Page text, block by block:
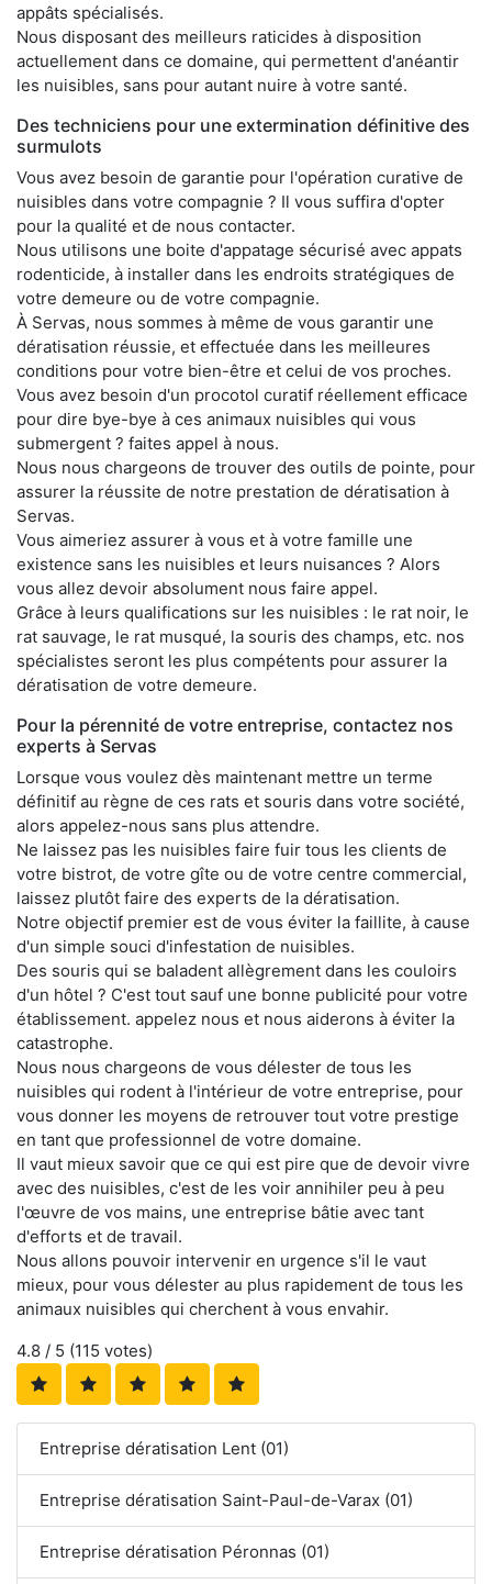
appâts spécialisés.
Nous disposant des meilleurs raticides à disposition
actuellement dans ce domaine, qui permettent d'anéantir
les nuisibles, sans pour autant nuire à votre santé.
Des techniciens pour une extermination définitive des
surmulots
Vous avez besoin de garantie pour l'opération curative de
nuisibles dans votre compagnie ? Il vous suffira d'opter
pour la qualité et de nous contacter.
Nous utilisons une boite d'appatage sécurisé avec appats
rodenticide, à installer dans les endroits stratégiques de
votre demeure ou de votre compagnie.
À Servas, nous sommes à même de vous garantir une
dératisation réussie, et effectuée dans les meilleures
conditions pour votre bien-être et celui de vos proches.
Vous avez besoin d'un procotol curatif réellement efficace
pour dire bye-bye à ces animaux nuisibles qui vous
submergent ? faites appel à nous.
Nous nous chargeons de trouver des outils de pointe, pour
assurer la réussite de notre prestation de dératisation à
Servas.
Vous aimeriez assurer à vous et à votre famille une
existence sans les nuisibles et leurs nuisances ? Alors
vous allez devoir absolument nous faire appel.
Grâce à leurs qualifications sur les nuisibles : le rat noir, le
rat sauvage, le rat musqué, la souris des champs, etc. nos
spécialistes seront les plus compétents pour assurer la
dératisation de votre demeure.
Pour la pérennité de votre entreprise, contactez nos
experts à Servas
Lorsque vous voulez dès maintenant mettre un terme
définitif au règne de ces rats et souris dans votre société,
alors appelez-nous sans plus attendre.
Ne laissez pas les nuisibles faire fuir tous les clients de
votre bistrot, de votre gîte ou de votre centre commercial,
laissez plutôt faire des experts de la dératisation.
Notre objectif premier est de vous éviter la faillite, à cause
d'un simple souci d'infestation de nuisibles.
Des souris qui se baladent allègrement dans les couloirs
d'un hôtel ? C'est tout sauf une bonne publicité pour votre
établissement. appelez nous et nous aiderons à éviter la
catastrophe.
Nous nous chargeons de vous délester de tous les
nuisibles qui rodent à l'intérieur de votre entreprise, pour
vous donner les moyens de retrouver tout votre prestige
en tant que professionnel de votre domaine.
Il vaut mieux savoir que ce qui est pire que de devoir vivre
avec des nuisibles, c'est de les voir annihiler peu à peu
l'œuvre de vos mains, une entreprise bâtie avec tant
d'efforts et de travail.
Nous allons pouvoir intervenir en urgence s'il le vaut
mieux, pour vous délester au plus rapidement de tous les
animaux nuisibles qui cherchent à vous envahir.
4.8 / 5 (115 votes)
Entreprise dératisation Lent (01)
Entreprise dératisation Saint-Paul-de-Varax (01)
Entreprise dératisation Péronnas (01)